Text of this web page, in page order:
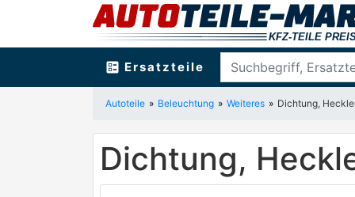
ballot Ersatzteile
Autoteile Beleuchtung Weiteres Dichtung,
Dichtung,